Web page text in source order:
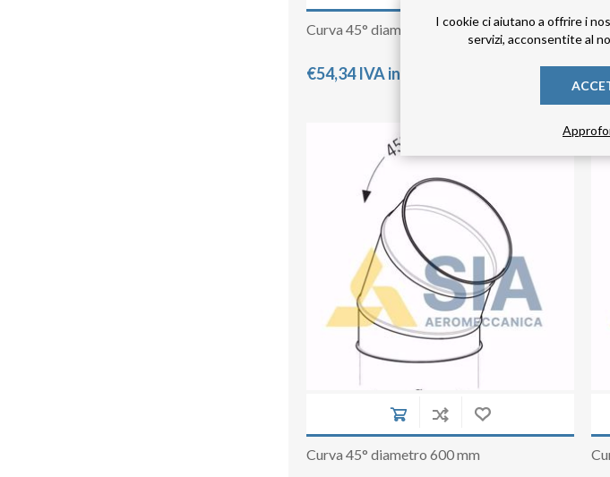
Curva 45° diametro 450 mm
€54,34 IVA inclusa
Curva 45° diametro 600 mm
I cookie ci aiutano a offrire i
servizi, acconsentite al